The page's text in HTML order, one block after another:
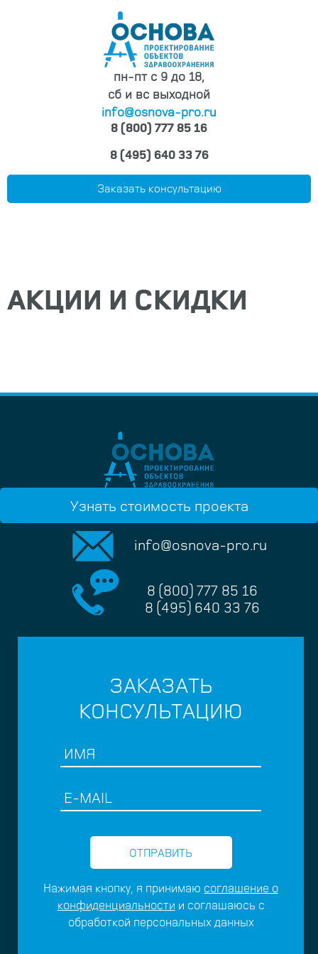
пн-пт с 9 до 18,
сб и вс выходной
info@osnova-pro.ru
8 (800) 777 85 16
8 (495) 640 33 76
Заказать консультацию
АКЦИИ И СКИДКИ
Узнать стоимость проекта
info@osnova-pro.ru
8 (800) 777 85 16
8 (495) 640 33 76
ЗАКАЗАТЬ
КОНСУЛЬТАЦИЮ
Нажимая кнопку, я принимаю соглашение о
конфиденциальности и соглашаюсь с
обработкой персональных данных